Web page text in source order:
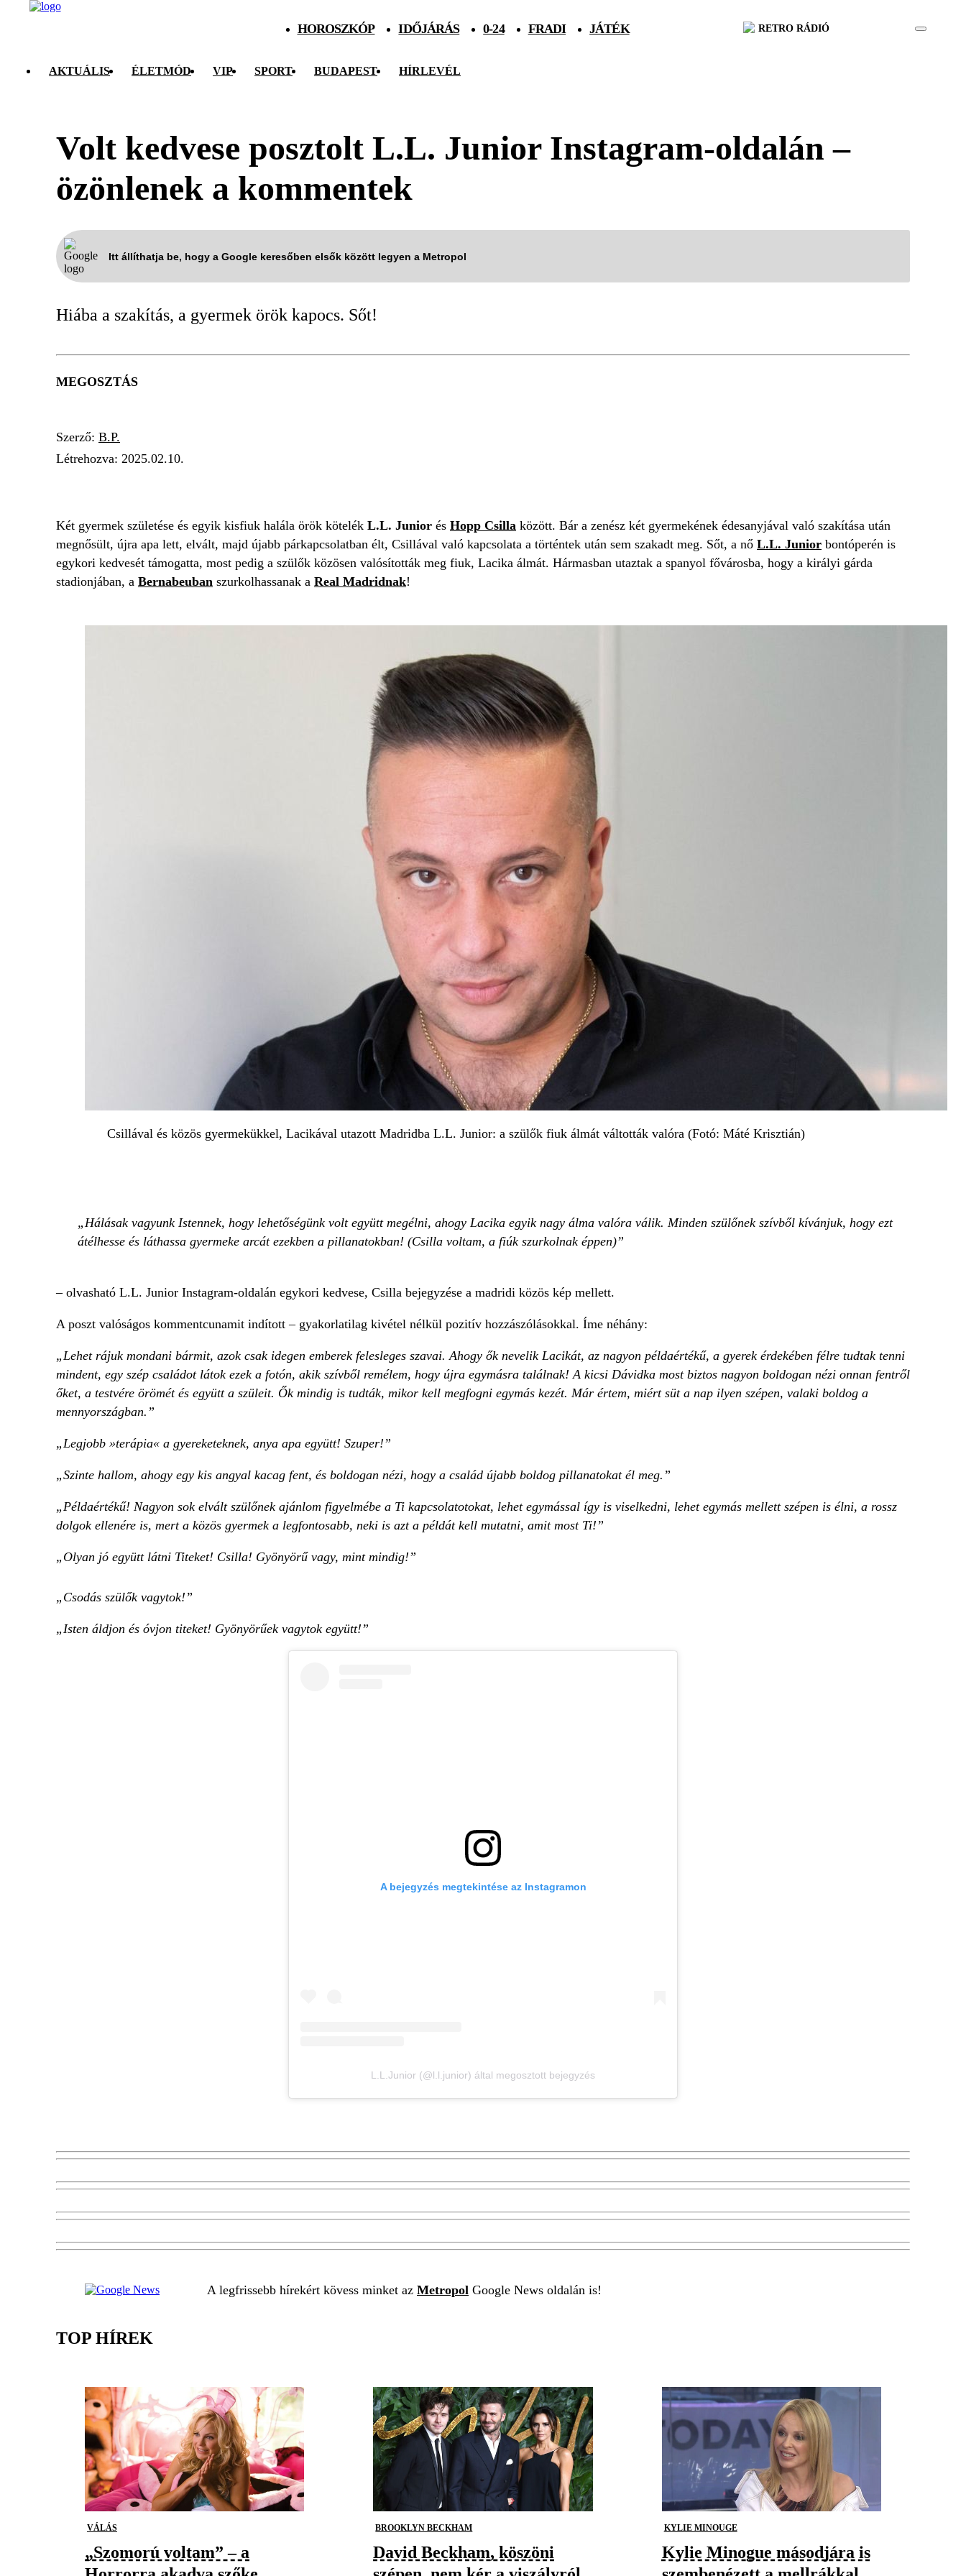
HOROSZKÓP IDŐJÁRÁS 0-24 FRADI JÁTÉK RETRO RÁDIÓ
AKTUÁLIS ÉLETMÓD VIP SPORT BUDAPEST HÍRLEVÉL
Volt kedvese posztolt L.L. Junior Instagram-oldalán –
özönlenek a kommentek
Itt állíthatja be, hogy a Google keresőben elsők között legyen a Metropol
Hiába a szakítás, a gyermek örök kapocs. Sőt!
MEGOSZTÁS
Szerző: B.P.
Létrehozva: 2025.02.10.
Két gyermek születése és egyik kisfiuk halála örök kötelék L.L. Junior és Hopp Csilla között. Bár a zenész két gyermekének édesanyjával való szakítása után
megnősült, újra apa lett, elvált, majd újabb párkapcsolatban élt, Csillával való kapcsolata a történtek után sem szakadt meg. Sőt, a nő L.L. Junior bontóperén is
egykori kedvesét támogatta, most pedig a szülők közösen valósították meg fiuk, Lacika álmát. Hármasban utaztak a spanyol fővárosba, hogy a királyi gárda
stadionjában, a Bernabeuban szurkolhassanak a Real Madridnak!
Csillával és közös gyermekükkel, Lacikával utazott Madridba L.L. Junior: a szülők fiuk álmát váltották valóra (Fotó: Máté Krisztián)
Hálásak vagyunk Istennek, hogy lehetőségünk volt együtt megélni, ahogy Lacika egyik nagy álma valóra válik. Minden szülőnek szívből kívánjuk, hogy ezt
átélhesse és láthassa gyermeke arcát ezekben a pillanatokban! (Csilla voltam, a fiúk szurkolnak éppen)
– olvasható L.L. Junior Instagram-oldalán egykori kedvese, Csilla bejegyzése a madridi közös kép mellett.
A poszt valóságos kommentcunamit indított – gyakorlatilag kivétel nélkül pozitív hozzászólásokkal. Íme néhány:
„Lehet rájuk mondani bármit, azok csak idegen emberek felesleges szavai. Ahogy ők nevelik Lacikát, az nagyon példaértékű, a gyerek érdekében félre tudtak tenni
mindent, egy szép családot látok ezek a fotón, akik szívből remélem, hogy újra egymásra találnak! A kicsi Dávidka most biztos nagyon boldogan nézi onnan fentről
őket, a testvére örömét és együtt a szüleit. Ők mindig is tudták, mikor kell megfogni egymás kezét. Már értem, miért süt a nap ilyen szépen, valaki boldog a
mennyországban.”
„Legjobb »terápia« a gyereketeknek, anya apa együtt! Szuper!”
„Szinte hallom, ahogy egy kis angyal kacag fent, és boldogan nézi, hogy a család újabb boldog pillanatokat él meg.”
„Példaértékű! Nagyon sok elvált szülőnek ajánlom figyelmébe a Ti kapcsolatotokat, lehet egymással így is viselkedni, lehet egymás mellett szépen is élni, a rossz
dolgok ellenére is, mert a közös gyermek a legfontosabb, neki is azt a példát kell mutatni, amit most Ti!”
„Olyan jó együtt látni Titeket! Csilla! Gyönyörű vagy, mint mindig!”
„Csodás szülők vagytok!”
„Isten áldjon és óvjon titeket! Gyönyörűek vagytok együtt!”
A bejegyzés megtekintése az Instagramon
L.L.Junior (@l.l.junior) által megosztott bejegyzés
A legfrissebb hírekért kövess minket az Metropol Google News oldalán is!
TOP HÍREK
VÁLÁS
„Szomorú voltam” – a
BROOKLYN BECKHAM
David Beckham, köszöni
KYLIE MINOUGE
Kylie Minogue másodjára is